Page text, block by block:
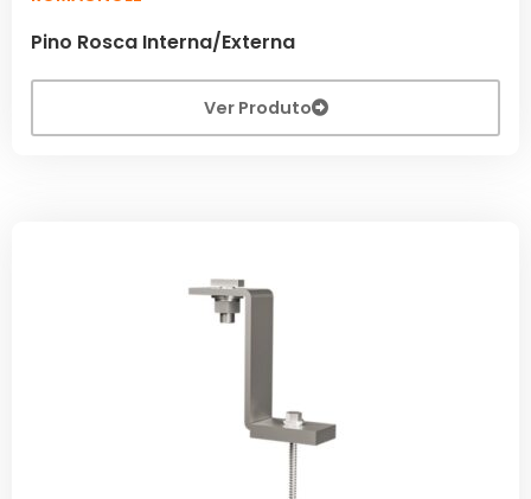
Pino Rosca Interna/Externa
Ver Produto